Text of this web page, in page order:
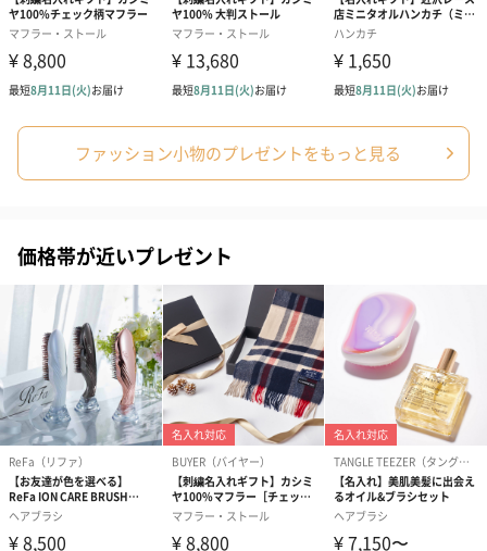
ファッション小物のプレゼントをもっと見る
価格帯が近いプレゼント